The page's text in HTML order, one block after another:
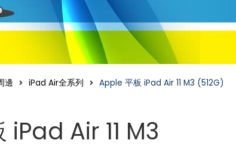
邊 iPad Air全系列 Apple 平板 iPad Air 11 M3 (512G)
Air 11 M3